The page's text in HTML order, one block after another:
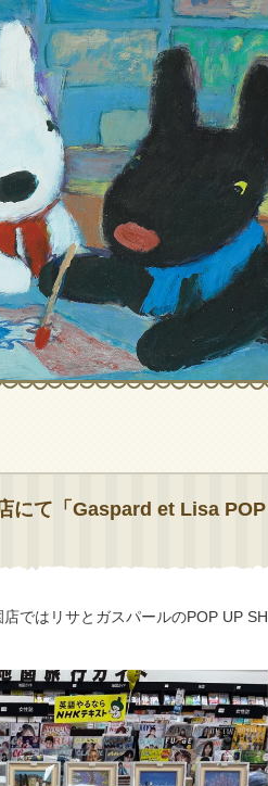
にて「Gaspard et Lisa POP
ではリサとガスパールのPOP UP SH